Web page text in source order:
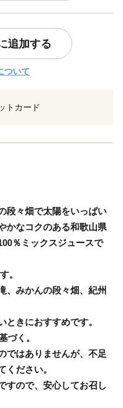
追加する
ついて
トカード
段々畑で太陽をいっぱい
かなコクのある和歌山県
％ミックスジュースで
。
、みかんの段々畑、紀州
きにおすすめです。
づく。
ではありませんが、不足
ください。
すので、安心してお召し